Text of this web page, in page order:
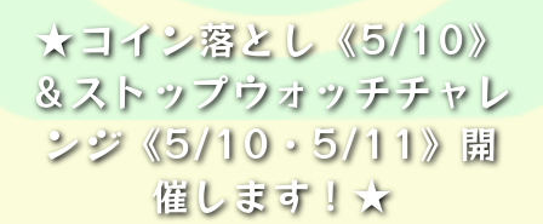
★コイン落とし《5/10》
＆ストップウォッチチャレ
ンジ《5/10・5/11》開
催します！★